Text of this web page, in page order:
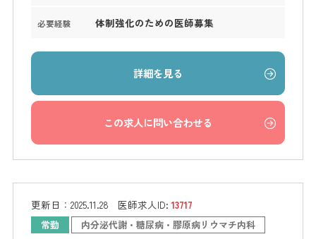
必要経験 体制強化のための医師募集
詳細を見る
この求人に問い合わせる
更新日： 2025.11.28 医師求人ID:13717
常勤 内分泌代謝・糖尿病・膠原病リウマチ内科